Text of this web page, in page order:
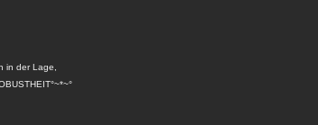
in der Lage,